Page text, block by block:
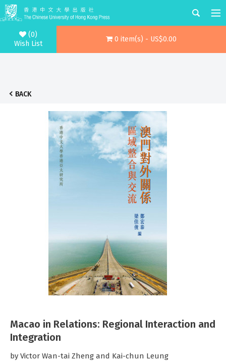
(0)
Wish List
0 item(s) - US$0.00
BACK
Macao in Relations: Regional Interaction and
Integration
by Victor Wan-tai Zheng and Kai-chun Leung